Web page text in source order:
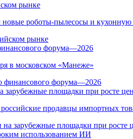
рынке
новые роботы-пылесосы и кухонную
форума—2026
в московском «Манеже»
площадки при росте
российские продавцы импортных
использованием ИИ